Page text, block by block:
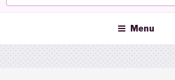
pesquise
blog
Menu